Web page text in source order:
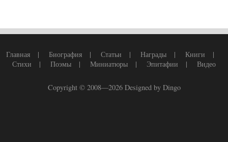
Главная | Биография | Статьи | Награды | Книги |
Стихи | Поэмы | Миниатюры | Эпитафии | Видео
Copyright © 2008—2026 Designed by Dingo